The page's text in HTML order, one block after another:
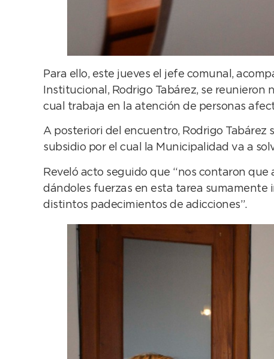
Para ello, este jueves el jefe comunal,
Institucional, Rodrigo Tabárez, se
cual trabaja en la atención de personas
A posteriori del encuentro, Rodrigo Tabárez
subsidio por el cual la Municipalidad va a
Reveló acto seguido que “nos contaron
dándoles fuerzas en esta tarea sumamente
distintos padecimientos de adicciones”.